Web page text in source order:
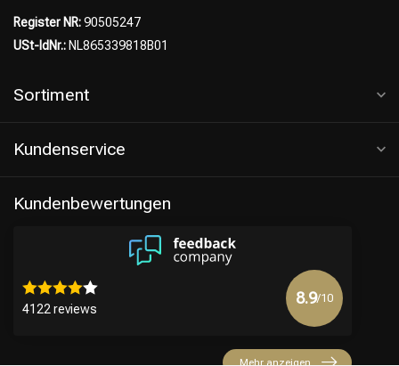
Register NR:90505247
USt-IdNr.: NL865339818B01
Sortiment
Kundenservice
Kundenbewertungen
4122 reviews
8.9/10
Mehr anzeigen